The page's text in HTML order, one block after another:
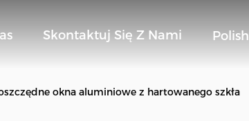
Skontaktuj Się Z Nami Polish
okna aluminiowe z hartowanego szkła